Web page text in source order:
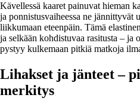
Kävellessä kaaret painuvat hieman
ja ponnistusvaiheessa ne jännittyvät
liikkumaan eteenpäin. Tämä
ja selkään kohdistuvaa rasitusta –
pystyy kulkemaan pitkiä matkoja
Lihakset ja jänteet –
merkitys